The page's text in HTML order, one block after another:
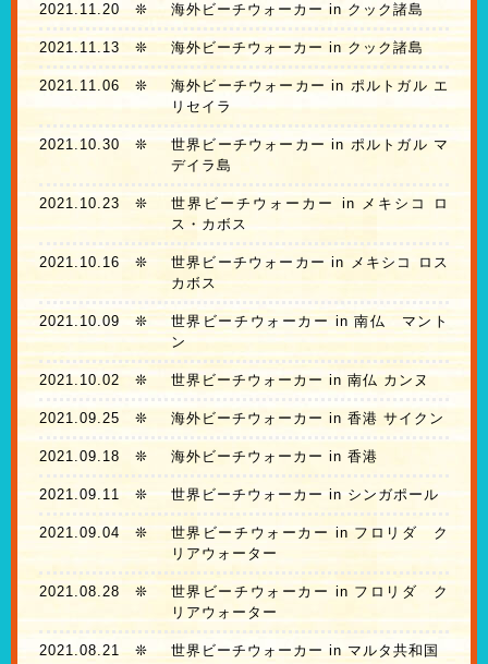
2021.11.20❊ 海外ビーチウォーカー in クック諸島
2021.11.13 ❊ 海外ビーチウォーカー in クック諸島
2021.11.06 ❊
海外ビーチウォーカー in ポルトガル エ
リセイラ
2021.10.30 ❊
世界ビーチウォーカー in ポルトガル マ
デイラ島
2021.10.23 ❊
世界ビーチウォーカー in メキシコ ロ
ス・カボス
2021.10.16 ❊
世界ビーチウォーカー in メキシコ ロス
カボス
2021.10.09❊
世界ビーチウォーカー in 南仏 マント
ン
2021.10.02 ❊ 世界ビーチウォーカー in 南仏 カンヌ
2021.09.25 ❊ 海外ビーチウォーカー in 香港 サイクン
2021.09.18 ❊ 海外ビーチウォーカー in 香港
2021.09.11❊ 世界ビーチウォーカー in シンガポール
2021.09.04 ❊
世界ビーチウォーカー in フロリダ ク
リアウォーター
2021.08.28 ❊
世界ビーチウォーカー in フロリダ ク
リアウォーター
2021.08.21 ❊ 世界ビーチウォーカー in マルタ共和国